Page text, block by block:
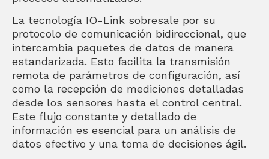
La tecnología IO-Link sobresale por su
protocolo de comunicación bidireccional, que
intercambia paquetes de datos de manera
estandarizada. Esto facilita la transmisión
remota de parámetros de configuración, así
como la recepción de mediciones detalladas
desde los sensores hasta el control central.
Este flujo constante y detallado de
información es esencial para un análisis de
datos efectivo y una toma de decisiones ágil.